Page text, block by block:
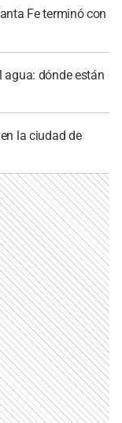
Fe terminó con
agua: dónde están
la ciudad de